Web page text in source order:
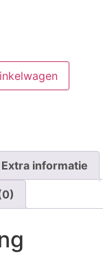
Extra informatie